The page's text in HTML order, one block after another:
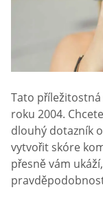
Tato
roku 2004.
dlouhý dotazník
vytvořit skóre
přesně vám